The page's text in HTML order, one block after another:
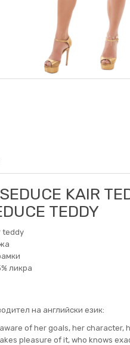
KAIR
TEDDY
teddy
ликра
на английски език:
of her goals, her
pleasure of it, who knows